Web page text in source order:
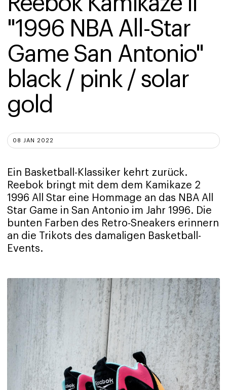
"1996 NBA All-Star
Game San Antonio"
black / pink / solar
gold
08 JAN 2022
Ein Basketball-Klassiker kehrt zurück.
Reebok bringt mit dem dem Kamikaze 2
1996 All Star eine Hommage an das NBA All
Star Game in San Antonio im Jahr 1996. Die
bunten Farben des Retro-Sneakers erinnern
an die Trikots des damaligen Basketball-
Events.